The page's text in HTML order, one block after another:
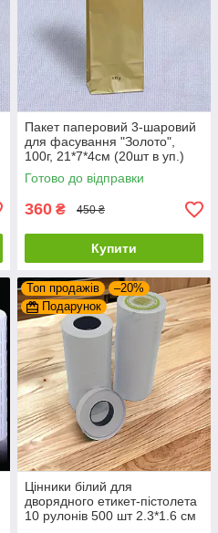
Пакет паперовий 3-шаровий
для фасування "Золото",
100г, 21*7*4см (20шт в уп.)
Готово до відправки
360 ₴ 450 ₴
Купити
Топ продажів
–20%
Подарунок
Цінники білий для
дворядного етикет-пістолета
10 рулонів 500 шт 2.3*1.6 см